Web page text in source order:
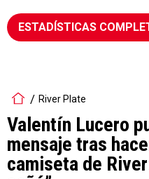
ESTADÍSTICAS
River Plate
Valentín Lucero
mensaje tras
camiseta de